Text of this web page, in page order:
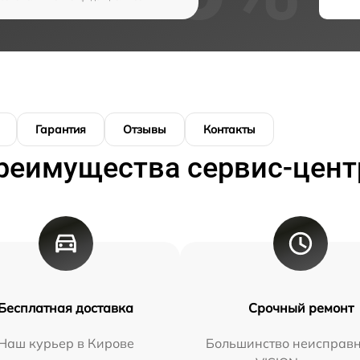
Гарантия Отзывы Контакты
сервис-
доставка
курьер в Кирове
Срочный ремонт
Большинство